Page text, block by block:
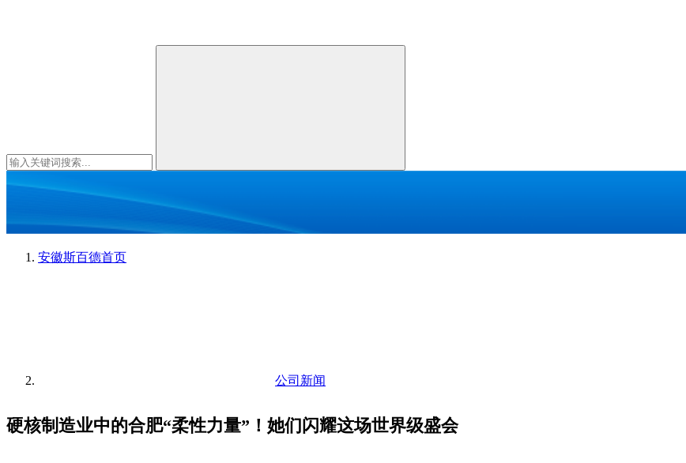
安徽斯百德首页
公司新闻
硬核制造业中的合肥“柔性力量”！她们闪耀这场世界级盛会